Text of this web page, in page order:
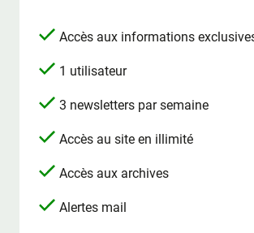
Accès aux informations
1 utilisateur
3 newsletters par semaine
Accès au site en illimité
Accès aux archives
Alertes mail